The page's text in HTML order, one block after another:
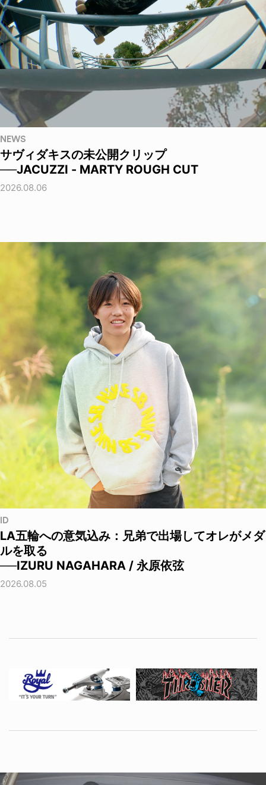
NEWS
サヴィダキスの未公開クリップ
──JACUZZI - MARTY ROUGH CUT
2026.08.06
ID
LA五輪への意気込み：兄弟で出場してオレがメダ
ルを取る
──IZURU NAGAHARA / 永原依弦
2026.08.05